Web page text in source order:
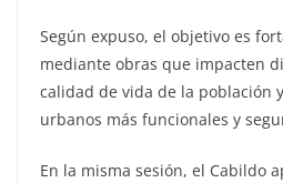
Según expuso, el objetivo es
mediante obras que impacten
calidad de vida de la población
urbanos más funcionales y
En la misma sesión, el Cabildo